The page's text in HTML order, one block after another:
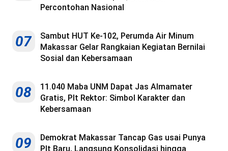
Percontohan Nasional
07
Sambut HUT Ke-102, Perumda Air Minum
Makassar Gelar Rangkaian Kegiatan Bernilai
Sosial dan Kebersamaan
08
11.040 Maba UNM Dapat Jas Almamater
Gratis, Plt Rektor: Simbol Karakter dan
Kebersamaan
09
Demokrat Makassar Tancap Gas usai Punya
Plt Baru, Langsung Konsolidasi hingga